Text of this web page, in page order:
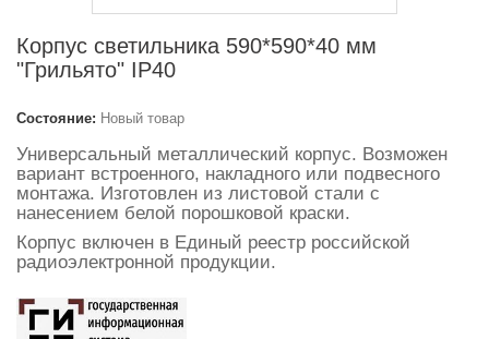
Корпус светильника 590*590*40 мм
"Грильято" IP40
Состояние: Новый товар
Универсальный металлический корпус. Возможен
вариант встроенного, накладного или подвесного
монтажа. Изготовлен из листовой стали с
нанесением белой порошковой краски.
Корпус включен в Единый реестр российской
радиоэлектронной продукции.